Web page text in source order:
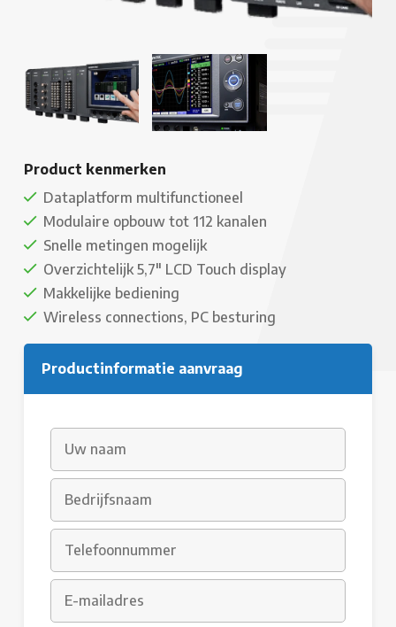
Product kenmerken
Dataplatform multifunctioneel
Modulaire opbouw tot 112 kanalen
Snelle metingen mogelijk
Overzichtelijk 5,7" LCD Touch display
Makkelijke bediening
Wireless connections, PC besturing
Productinformatie aanvraag